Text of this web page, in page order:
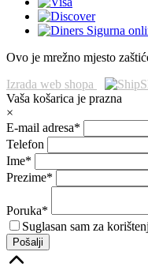
Ovo je mrežno mjesto
Izrada web shopa
Vaša košarica je prazna
×
E-mail adresa*
Telefon
Ime*
Prezime*
Poruka*
Suglasan sam za
Pošalji